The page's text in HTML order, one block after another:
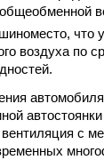
что
воздуха по
с